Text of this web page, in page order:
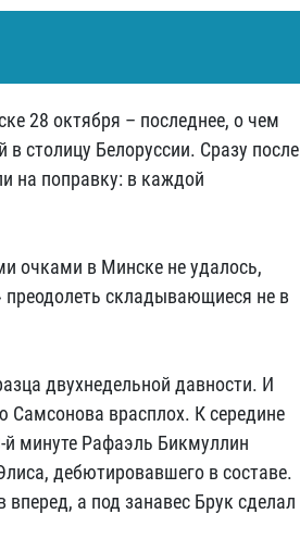
28 октября – последнее, о чем
столицу Белоруссии. Сразу после
на поправку: в каждой
очками в Минске не удалось,
преодолеть складывающиеся не в
двухнедельной давности. И
Самсонова врасплох. К середине
й минуте Рафаэль Бикмуллин
дебютировавшего в составе.
а под занавес Брук сделал